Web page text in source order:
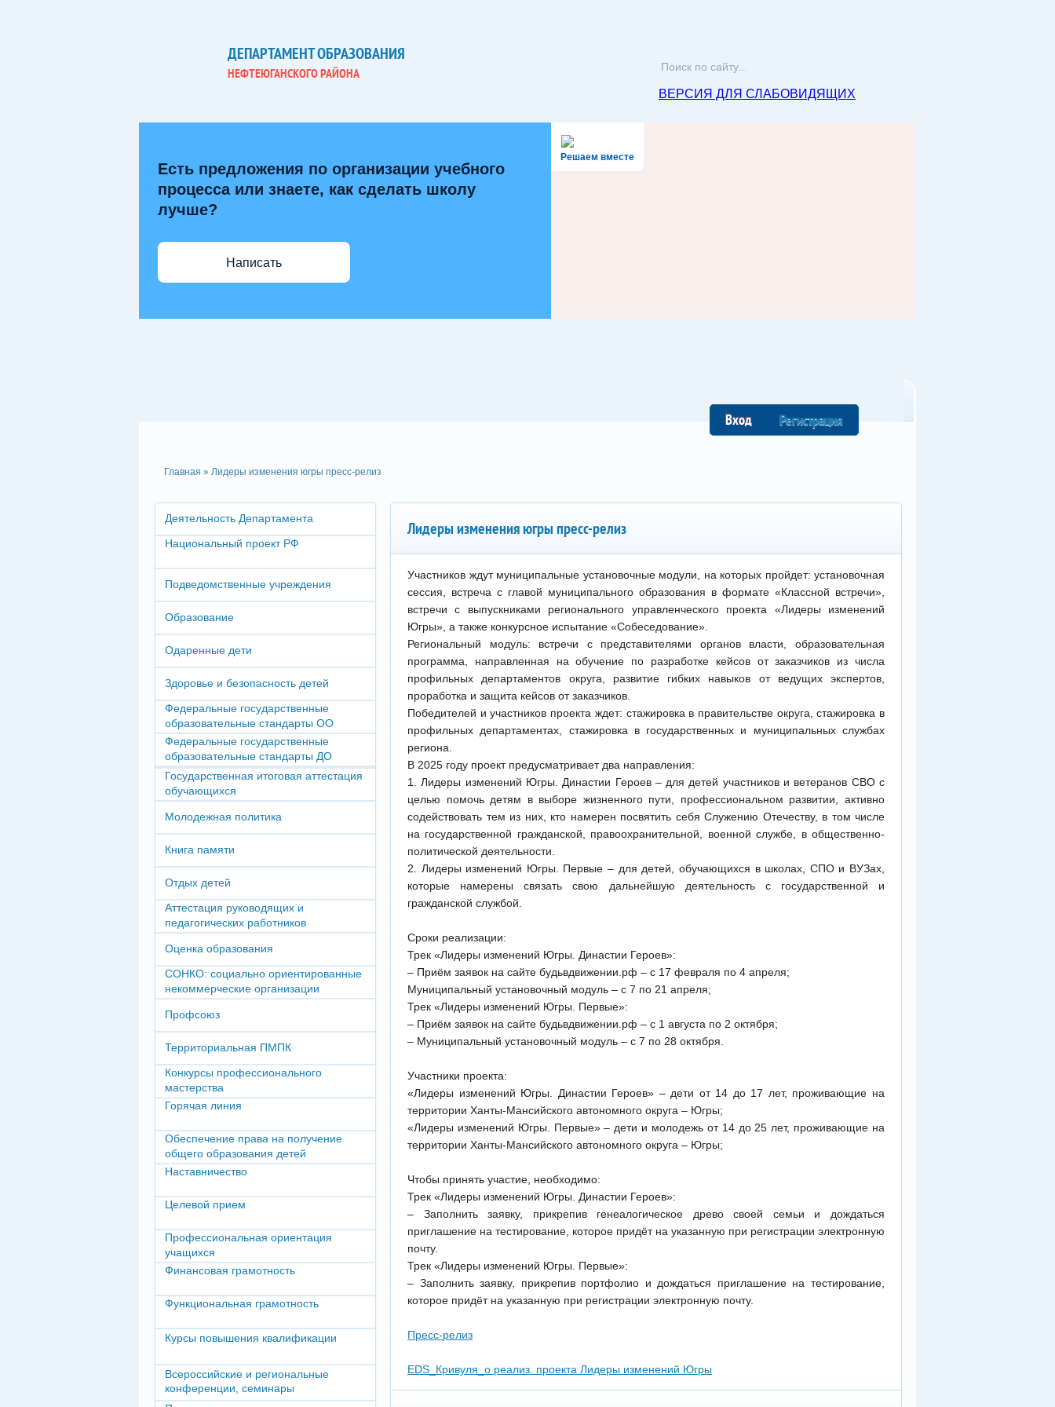
ДЕПАРТАМЕНТ ОБРАЗОВАНИЯ
НЕФТЕЮГАНСКОГО РАЙОНА
ВЕРСИЯ ДЛЯ СЛАБОВИДЯЩИХ
Решаем вместе
Есть предложения по организации учебного
процесса или знаете, как сделать школу
лучше?
Написать
Вход Регистрация
Деятельность Департамента
Национальный проект РФ
Подведомственные учреждения
Образование
Одаренные дети
Здоровье и безопасность детей
Федеральные государственные
образовательные стандарты ОО
Федеральные государственные
образовательные стандарты ДО
Государственная итоговая аттестация
обучающихся
Молодежная политика
Книга памяти
Отдых детей
Аттестация руководящих и
педагогических работников
Оценка образования
СОНКО: социально ориентированные
некоммерческие организации
Профсоюз
Территориальная ПМПК
Конкурсы профессионального
мастерства
Горячая линия
Обеспечение права на получение
общего образования детей
Наставничество
Целевой прием
Профессиональная ориентация
учащихся
Финансовая грамотность
Функциональная грамотность
Курсы повышения квалификации
Всероссийские и региональные
конференции, семинары
Главная » Лидеры изменения югры пресс-релиз
Лидеры изменения югры пресс-релиз
Участников ждут муниципальные установочные модули, на которых пройдет: установочная
сессия, встреча с главой муниципального образования в формате «Классной встречи»,
встречи с выпускниками регионального управленческого проекта «Лидеры изменений
Югры», а также конкурсное испытание «Собеседование».
Региональный модуль: встречи с представителями органов власти, образовательная
программа, направленная на обучение по разработке кейсов от заказчиков из числа
профильных департаментов округа, развитие гибких навыков от ведущих экспертов,
проработка и защита кейсов от заказчиков.
Победителей и участников проекта ждет: стажировка в правительстве округа, стажировка в
профильных департаментах, стажировка в государственных и муниципальных службах
региона.
В 2025 году проект предусматривает два направления:
1. Лидеры изменений Югры. Династии Героев – для детей участников и ветеранов СВО с
целью помочь детям в выборе жизненного пути, профессиональном развитии, активно
содействовать тем из них, кто намерен посвятить себя Служению Отечеству, в том числе
на государственной гражданской, правоохранительной, военной службе, в общественно-
политической деятельности.
2. Лидеры изменений Югры. Первые – для детей, обучающихся в школах, СПО и ВУЗах,
которые намерены связать свою дальнейшую деятельность с государственной и
гражданской службой.
Сроки реализации:
Трек «Лидеры изменений Югры. Династии Героев»:
– Приём заявок на сайте будьвдвижении.рф – с 17 февраля по 4 апреля;
Муниципальный установочный модуль – с 7 по 21 апреля;
Трек «Лидеры изменений Югры. Первые»:
– Приём заявок на сайте будьвдвижении.рф – с 1 августа по 2 октября;
– Муниципальный установочный модуль – с 7 по 28 октября.
Участники проекта:
«Лидеры изменений Югры. Династии Героев» – дети от 14 до 17 лет, проживающие на
территории Ханты-Мансийского автономного округа – Югры;
«Лидеры изменений Югры. Первые» – дети и молодежь от 14 до 25 лет, проживающие на
территории Ханты-Мансийского автономного округа – Югры;
Чтобы принять участие, необходимо:
Трек «Лидеры изменений Югры. Династии Героев»:
– Заполнить заявку, прикрепив генеалогическое древо своей семьи и дождаться
приглашение на тестирование, которое придёт на указанную при регистрации электронную
почту.
Трек «Лидеры изменений Югры. Первые»:
– Заполнить заявку, прикрепив портфолио и дождаться приглашение на тестирование,
которое придёт на указанную при регистрации электронную почту.
Пресс-релиз
EDS_Кривуля_о реализ. проекта Лидеры изменений Югры